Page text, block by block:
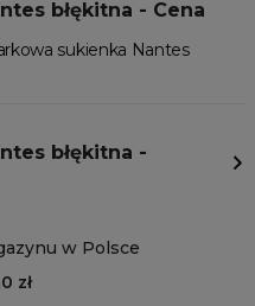
błękitna - Cena
sukienka Nantes
błękitna -
w Polsce
zł